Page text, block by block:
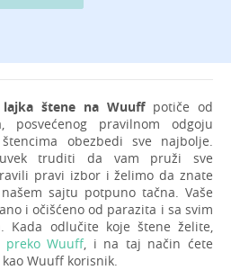
štene na Wuuffpotiče od
posvećenog pravilnom odgoju
obezbedi sve najbolje.
truditi da vam pruži sve
pravi izbor i želimo da znate
sajtu potpuno tačna. Vaše
i očišćeno od parazita i sa svim
Kada odlučite koje štene želite,
preko Wuuff, i na taj način ćete
Wuuff korisnik.